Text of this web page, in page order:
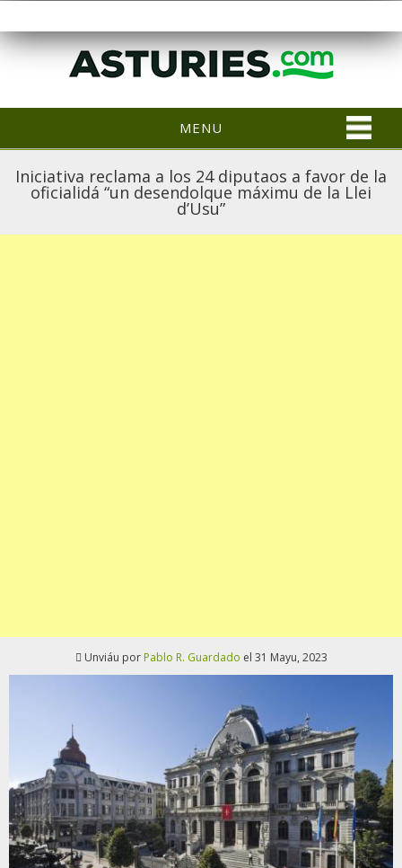
MENU
Iniciativa reclama a los 24 diputaos a favor de la
oficialidá “un desendolque máximu de la Llei
d’Usu”
Unviáu por Pablo R. Guardado el 31 Mayu, 2023